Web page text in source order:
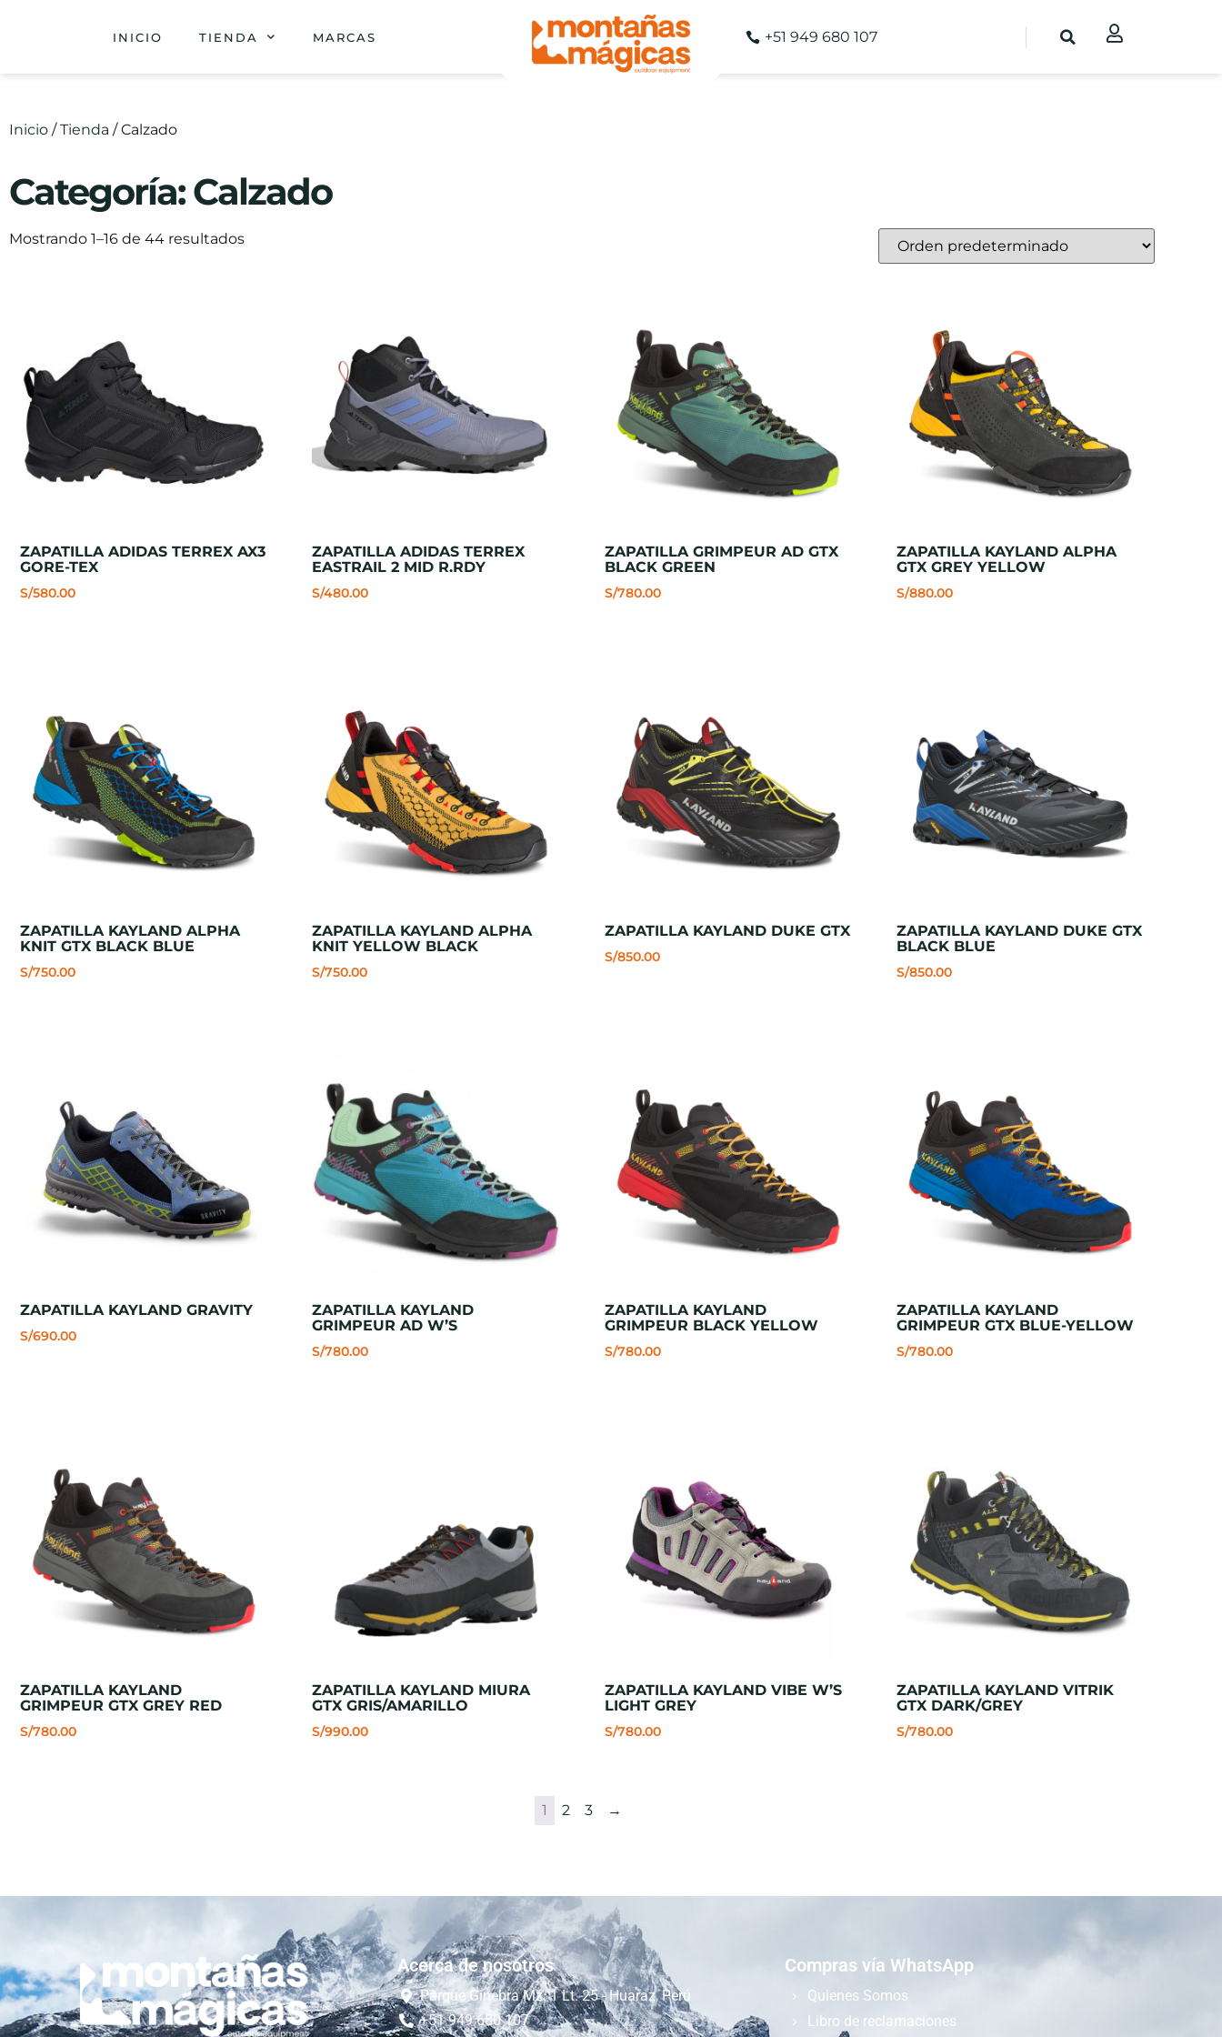
INICIO TIENDA MARCAS +51 949 680 107
Inicio /Tienda / Calzado
Categoría: Calzado
Mostrando 1–16 de 44 resultados
ZAPATILLA ADIDAS TERREX AX3
GORE-TEX
S/580.00
ZAPATILLA ADIDAS TERREX
EASTRAIL 2 MID R.RDY
S/480.00
ZAPATILLA GRIMPEUR AD GTX
BLACK GREEN
S/780.00
ZAPATILLA KAYLAND ALPHA
GTX GREY YELLOW
S/880.00
ZAPATILLA KAYLAND ALPHA
KNIT GTX BLACK BLUE
S/750.00
ZAPATILLA KAYLAND ALPHA
KNIT YELLOW BLACK
S/750.00
ZAPATILLA KAYLAND DUKE GTX
S/850.00
ZAPATILLA KAYLAND DUKE GTX
BLACK BLUE
S/850.00
ZAPATILLA KAYLAND GRAVITY
S/690.00
ZAPATILLA KAYLAND
GRIMPEUR AD W’S
S/780.00
ZAPATILLA KAYLAND
GRIMPEUR BLACK YELLOW
S/780.00
ZAPATILLA KAYLAND
GRIMPEUR GTX BLUE-YELLOW
S/780.00
ZAPATILLA KAYLAND
GRIMPEUR GTX GREY RED
S/780.00
ZAPATILLA KAYLAND MIURA
GTX GRIS/AMARILLO
S/990.00
ZAPATILLA KAYLAND VIBE W’S
LIGHT GREY
S/780.00
ZAPATILLA KAYLAND VITRIK
GTX DARK/GREY
S/780.00
1 2 3 →
Acerca de nosotros
Parque Ginebra Mz. 1 Lt. 25 - Huaraz, Perú
+51 949 680 107
Compras vía WhatsApp
Quienes Somos
Libro de reclamaciones